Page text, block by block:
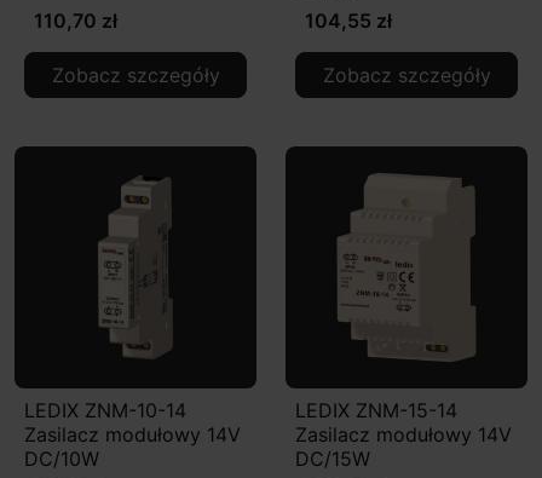
110,70 zł
Zobacz szczegóły
104,55 zł
Zobacz szczegóły
LEDIX ZNM-10-14
Zasilacz modułowy 14V
DC/10W
LEDIX ZNM-15-14
Zasilacz modułowy 14V
DC/15W